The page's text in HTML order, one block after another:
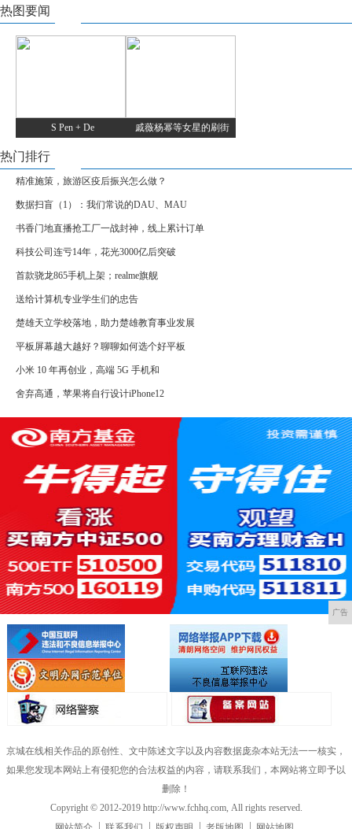
热图要闻
S Pen + De 戚薇杨幂等女星的刷街
热门排行
精准施策，旅游区疫后振兴怎么做？
数据扫盲（1）：我们常说的DAU、MAU
书香门地直播抢工厂一战封神，线上累计订单
科技公司连亏14年，花光3000亿后突破
首款骁龙865手机上架；realme旗舰
送给计算机专业学生们的忠告
楚雄天立学校落地，助力楚雄教育事业发展
平板屏幕越大越好？聊聊如何选个好平板
小米 10 年再创业，高端 5G 手机和
舍弃高通，苹果将自行设计iPhone12
广告
京城在线相关作品的原创性、文中陈述文字以及内容数据庞杂本站无法一一核实，
如果您发现本网站上有侵犯您的合法权益的内容，请联系我们，本网站将立即予以
删除！
Copyright © 2012-2019 http://www.fchhq.com, All rights reserved.